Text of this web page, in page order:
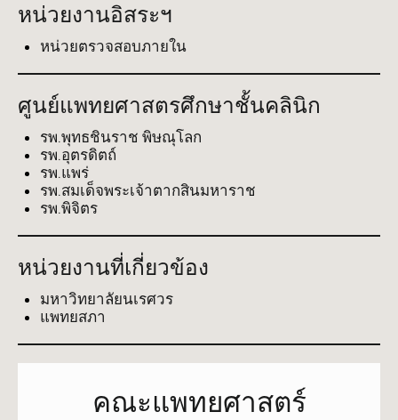
หน่วยงานอิสระฯ
หน่วยตรวจสอบภายใน
ศูนย์แพทยศาสตรศึกษาชั้นคลินิก
รพ.พุทธชินราช พิษณุโลก
รพ.อุตรดิตถ์
รพ.แพร่
รพ.สมเด็จพระเจ้าตากสินมหาราช
รพ.พิจิตร
หน่วยงานที่เกี่ยวข้อง
มหาวิทยาลัยนเรศวร
แพทยสภา
คณะแพทยศาสตร์